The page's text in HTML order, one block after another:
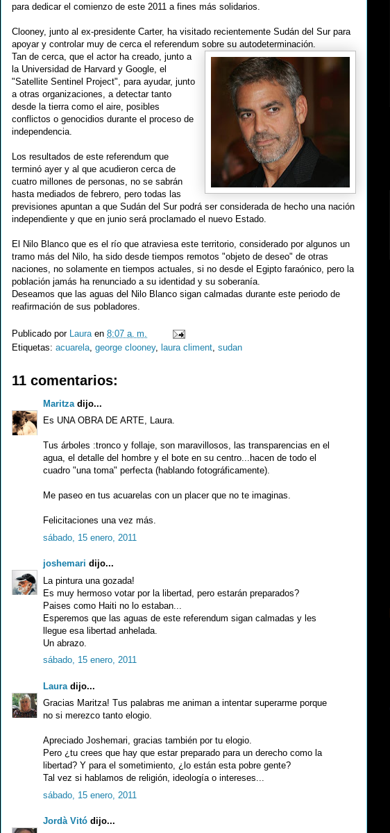
para dedicar el comienzo de este 2011 a fines más solidarios.
Clooney, junto al ex-presidente Carter, ha visitado recientemente Sudán del Sur para
apoyar y controlar muy de cerca el referendum sobre su autodeterminación.
Tan de cerca, que el actor ha creado, junto a
la Universidad de Harvard y Google, el
"Satellite Sentinel Project", para ayudar, junto
a otras organizaciones, a detectar tanto
desde la tierra como el aire, posibles
conflictos o genocidios durante el proceso de
independencia.
Los resultados de este referendum que
terminó ayer y al que acudieron cerca de
cuatro millones de personas, no se sabrán
hasta mediados de febrero, pero todas las
previsiones apuntan a que Sudán del Sur podrá ser considerada de hecho una nación
independiente y que en junio será proclamado el nuevo Estado.
El Nilo Blanco que es el río que atraviesa este territorio, considerado por algunos un
tramo más del Nilo, ha sido desde tiempos remotos "objeto de deseo" de otras
naciones, no solamente en tiempos actuales, si no desde el Egipto faraónico, pero la
población jamás ha renunciado a su identidad y su soberanía.
Deseamos que las aguas del Nilo Blanco sigan calmadas durante este periodo de
reafirmación de sus pobladores.
Publicado por Laura en 8:07 a. m.
Etiquetas: acuarela george clooney, laura climent sudan
11 comentarios:
Maritza dijo...
Es UNA OBRA DE ARTE, Laura.
Tus árboles :tronco y follaje, son maravillosos, las transparencias en el
agua, el detalle del hombre y el bote en su centro...hacen de todo el
cuadro "una toma" perfecta (hablando fotográficamente).
Me paseo en tus acuarelas con un placer que no te imaginas.
Felicitaciones una vez más.
sábado, 15 enero, 2011
joshemari dijo...
La pintura una gozada!
Es muy hermoso votar por la libertad, pero estarán preparados?
Paises como Haiti no lo estaban...
Esperemos que las aguas de este referendum sigan calmadas y les
llegue esa libertad anhelada.
Un abrazo.
sábado, 15 enero, 2011
Laura dijo...
Gracias Maritza! Tus palabras me animan a intentar superarme porque
no si merezco tanto elogio.
Apreciado Joshemari, gracias también por tu elogio.
Pero ¿tu crees que hay que estar preparado para un derecho como la
libertad? Y para el sometimiento, ¿lo están esta pobre gente?
Tal vez si hablamos de religión, ideología o intereses...
sábado, 15 enero, 2011
Jordà Vitó dijo...